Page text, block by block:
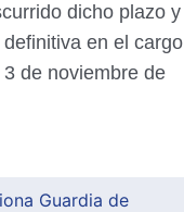
dicho plazo y
en el cargo
de noviembre de
Guardia de